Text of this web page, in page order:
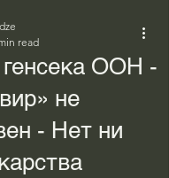
ООН -
не
- Нет ни
read